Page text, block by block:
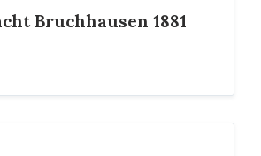
Bruchhausen 1881